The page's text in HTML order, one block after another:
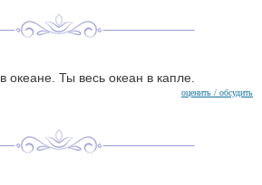
океане. Ты весь океан в капле.
оценить / обсудить